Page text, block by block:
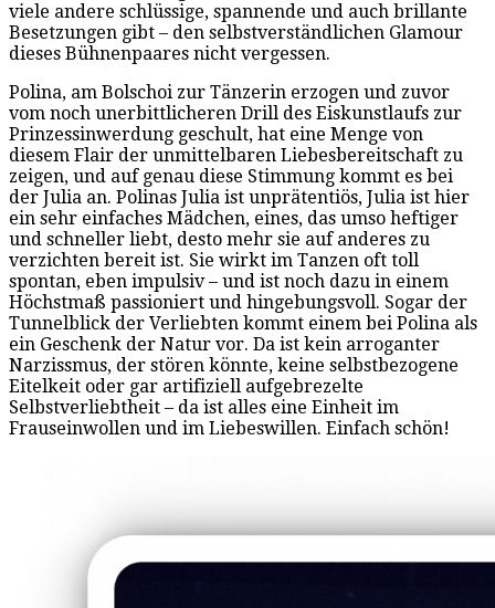
viele andere schlüssige, spannende und auch brillante
Besetzungen gibt – den selbstverständlichen Glamour
dieses Bühnenpaares nicht vergessen.
Polina, am Bolschoi zur Tänzerin erzogen und zuvor
vom noch unerbittlicheren Drill des Eiskunstlaufs zur
Prinzessinwerdung geschult, hat eine Menge von
diesem Flair der unmittelbaren Liebesbereitschaft zu
zeigen, und auf genau diese Stimmung kommt es bei
der Julia an. Polinas Julia ist unprätentiös, Julia ist hier
ein sehr einfaches Mädchen, eines, das umso heftiger
und schneller liebt, desto mehr sie auf anderes zu
verzichten bereit ist. Sie wirkt im Tanzen oft toll
spontan, eben impulsiv – und ist noch dazu in einem
Höchstmaß passioniert und hingebungsvoll. Sogar der
Tunnelblick der Verliebten kommt einem bei Polina als
ein Geschenk der Natur vor. Da ist kein arroganter
Narzissmus, der stören könnte, keine selbstbezogene
Eitelkeit oder gar artifiziell aufgebrezelte
Selbstverliebtheit – da ist alles eine Einheit im
Frauseinwollen und im Liebeswillen. Einfach schön!